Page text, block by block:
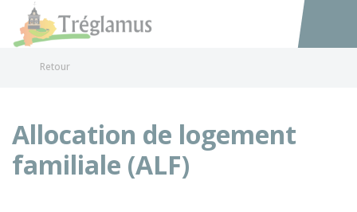
Accéder
Retour
Allocation de logement
familiale (ALF)